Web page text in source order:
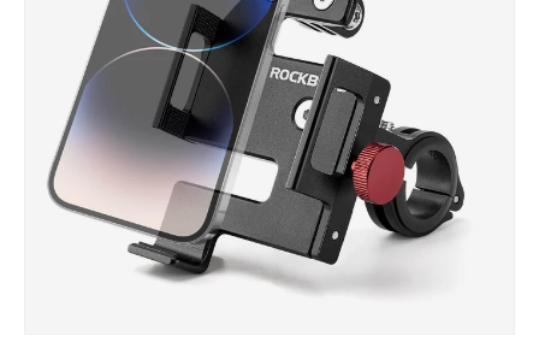
FAHRRADZUBEHÖR
🌟Deal-Zone